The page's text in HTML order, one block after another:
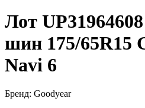
Лот
шин 175/65R15
Navi 6
Бренд: Goodyear